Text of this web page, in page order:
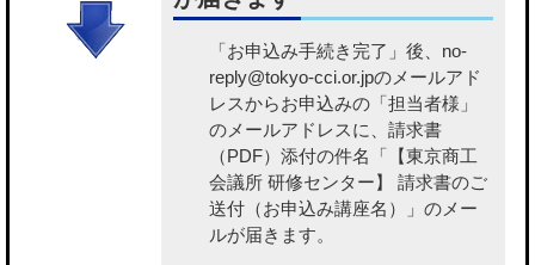
「お申込み手続き完了」後、no-
reply@tokyo-cci.or.jpのメールアド
レスからお申込みの「担当者様」
のメールアドレスに、請求書
（PDF）添付の件名「【東京商工
会議所 研修センター】 請求書のご
送付（お申込み講座名）」のメー
ルが届きます。